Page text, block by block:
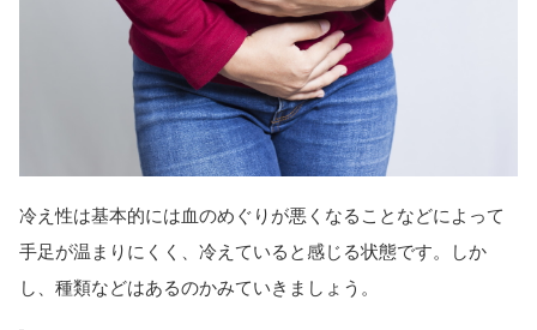
冷え性は基本的には血のめぐりが悪くなることなどによって
手足が温まりにくく、冷えていると感じる状態です。しか
し、種類などはあるのかみていきましょう。